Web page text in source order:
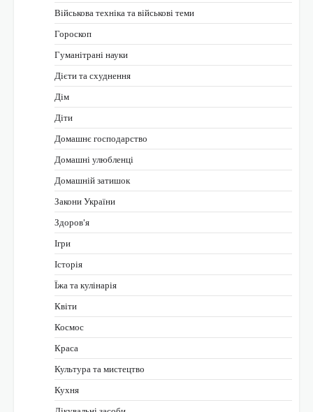
Військова техніка та військові теми
Гороскоп
Гуманітрані науки
Дієти та схуднення
Дім
Діти
Домашнє господарство
Домашні улюбленці
Домашній затишок
Закони України
Здоров'я
Ігри
Історія
Їжа та кулінарія
Квіти
Космос
Краса
Культура та мистецтво
Кухня